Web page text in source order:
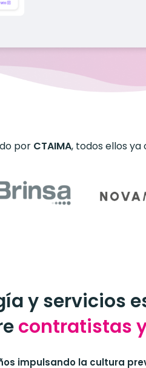
por CTAIMA, todos ellos
y servicios
contratistas
impulsando la cultura